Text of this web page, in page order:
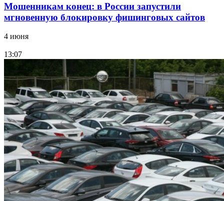
Мошенникам конец: в России запустили
мгновенную блокировку фишинговых сайтов
4 июня
13:07